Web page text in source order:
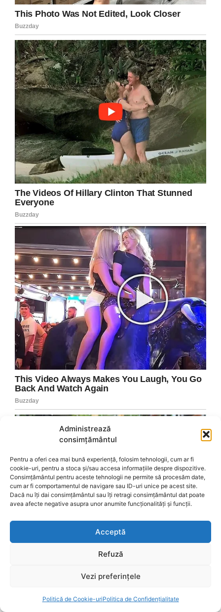
Administrează
consimțământul
Pentru a oferi cea mai bună experiență, folosim tehnologii, cum ar fi
cookie-uri, pentru a stoca și/sau accesa informațiile despre dispozitive.
Consimțământul pentru aceste tehnologii ne permite să procesăm date,
cum ar fi comportamentul de navigare sau ID-uri unice pe acest site.
Dacă nu îți dai consimțământul sau îți retragi consimțământul dat poate
avea afecte negative asupra unor anumite funcționalități și funcții.
Acceptă
Refuză
Vezi preferințele
Politică de Cookie-uriPolitica de Confidențialitate